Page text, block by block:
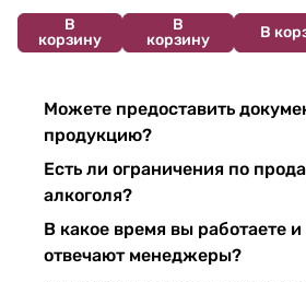
В
корзину
В
корзину
В
Можете предоставить
продукцию?
Есть ли ограничения по
алкоголя?
В какое время вы работаете и
отвечают менеджеры?